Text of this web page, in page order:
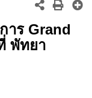
าร Grand
พัทยา